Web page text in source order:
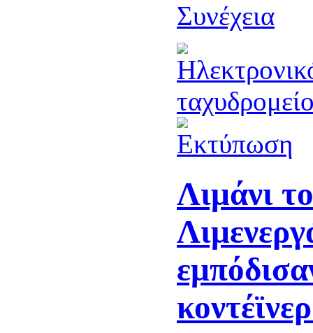
Συνέχεια
Λιμάνι